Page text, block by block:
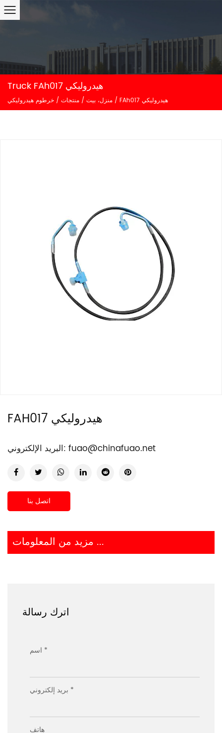
Truck FAh017 هيدروليكي
منزل، بيت / منتجات / خرطوم هيدروليكي / FAh017 هيدروليكي
FAH017 هيدروليكي
البريد الإلكتروني: fuao@chinafuao.net
اتصل بنا
مزيد من المعلومات ...
اترك رسالة
اسم *
بريد إلكتروني *
هاتف